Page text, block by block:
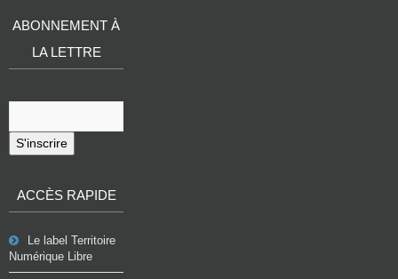
ABONNEMENT À
LA LETTRE
S'inscrire
ACCÈS RAPIDE
Le label Territoire
Numérique Libre